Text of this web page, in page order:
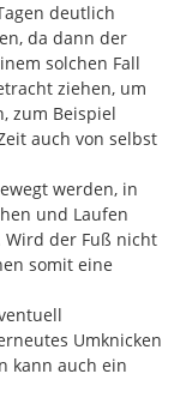
deutlich
da dann der
solchen Fall
ziehen, um
zum Beispiel
auch von selbst
werden, in
und Laufen
der Fuß nicht
somit eine
Umknicken
kann auch ein